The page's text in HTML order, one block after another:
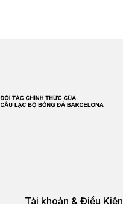
Tài khoản & Điều Kiện